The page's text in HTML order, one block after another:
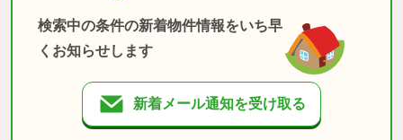
検索中の条件の新着物件情報をいち早
くお知らせします
新着メール通知を受け取る